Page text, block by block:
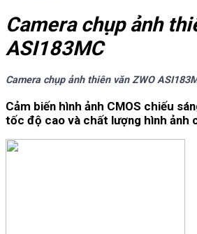
Camera chụp ảnh
ASI183MC
Camera chụp ảnh thiên văn ZWO
Cảm biến hình ảnh CMOS chiếu
tốc độ cao và chất lượng hình ảnh